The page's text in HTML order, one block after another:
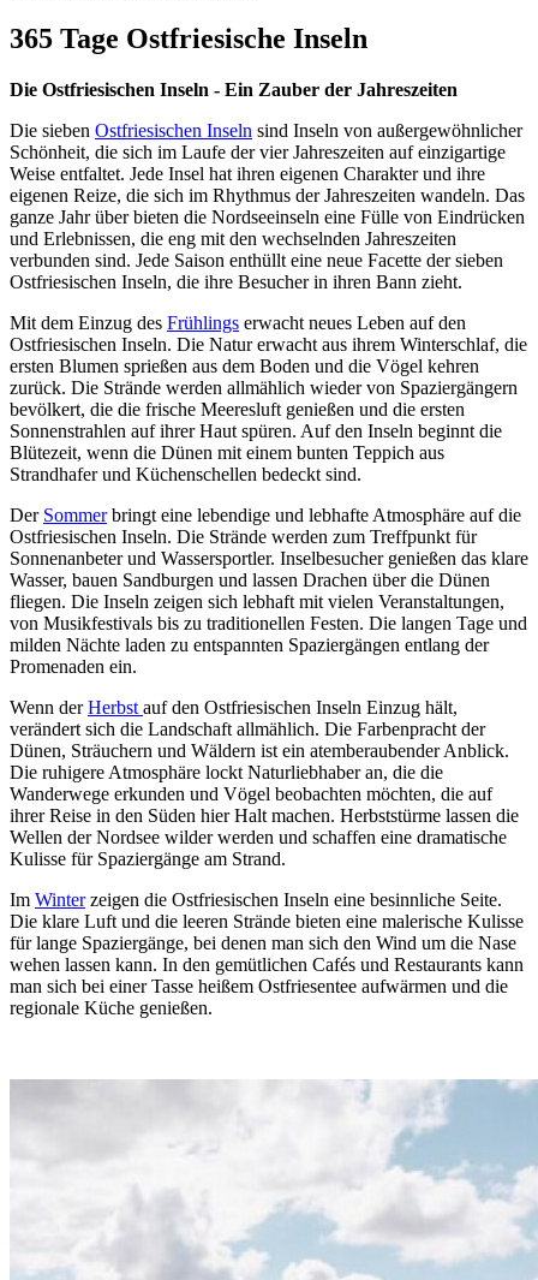
365 Tage Ostfriesische Inseln
Die Ostfriesischen Inseln - Ein Zauber der Jahreszeiten
Die sieben Ostfriesischen Inseln sind Inseln von außergewöhnlicher
Schönheit, die sich im Laufe der vier Jahreszeiten auf einzigartige
Weise entfaltet. Jede Insel hat ihren eigenen Charakter und ihre
eigenen Reize, die sich im Rhythmus der Jahreszeiten wandeln. Das
ganze Jahr über bieten die Nordseeinseln eine Fülle von Eindrücken
und Erlebnissen, die eng mit den wechselnden Jahreszeiten
verbunden sind. Jede Saison enthüllt eine neue Facette der sieben
Ostfriesischen Inseln, die ihre Besucher in ihren Bann zieht.
Mit dem Einzug des Frühlings erwacht neues Leben auf den
Ostfriesischen Inseln. Die Natur erwacht aus ihrem Winterschlaf, die
ersten Blumen sprießen aus dem Boden und die Vögel kehren
zurück. Die Strände werden allmählich wieder von Spaziergängern
bevölkert, die die frische Meeresluft genießen und die ersten
Sonnenstrahlen auf ihrer Haut spüren. Auf den Inseln beginnt die
Blütezeit, wenn die Dünen mit einem bunten Teppich aus
Strandhafer und Küchenschellen bedeckt sind.
Der Sommerbringt eine lebendige und lebhafte Atmosphäre auf die
Ostfriesischen Inseln. Die Strände werden zum Treffpunkt für
Sonnenanbeter und Wassersportler. Inselbesucher genießen das klare
Wasser, bauen Sandburgen und lassen Drachen über die Dünen
fliegen. Die Inseln zeigen sich lebhaft mit vielen Veranstaltungen,
von Musikfestivals bis zu traditionellen Festen. Die langen Tage und
milden Nächte laden zu entspannten Spaziergängen entlang der
Promenaden ein.
Wenn derHerbst auf den Ostfriesischen Inseln Einzug hält,
verändert sich die Landschaft allmählich. Die Farbenpracht der
Dünen, Sträuchern und Wäldern ist ein atemberaubender Anblick.
Die ruhigere Atmosphäre lockt Naturliebhaber an, die die
Wanderwege erkunden und Vögel beobachten möchten, die auf
ihrer Reise in den Süden hier Halt machen. Herbststürme lassen die
Wellen der Nordsee wilder werden und schaffen eine dramatische
Kulisse für Spaziergänge am Strand.
Im Winterzeigen die Ostfriesischen Inseln eine besinnliche Seite.
Die klare Luft und die leeren Strände bieten eine malerische Kulisse
für lange Spaziergänge, bei denen man sich den Wind um die Nase
wehen lassen kann. In den gemütlichen Cafés und Restaurants kann
man sich bei einer Tasse heißem Ostfriesentee aufwärmen und die
regionale Küche genießen.